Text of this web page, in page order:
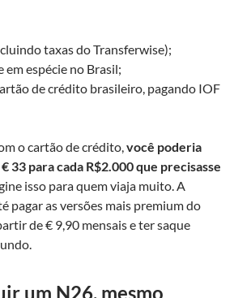
taxas do Transferwise);
em espécie no Brasil;
de crédito brasileiro, pagando IOF
o cartão de crédito,você poderia
33 para cada R$2.000 que precisasse
isso para quem viaja muito. A
pagar as versões mais premium do
de € 9,90 mensais e ter saque
um N26, mesmo